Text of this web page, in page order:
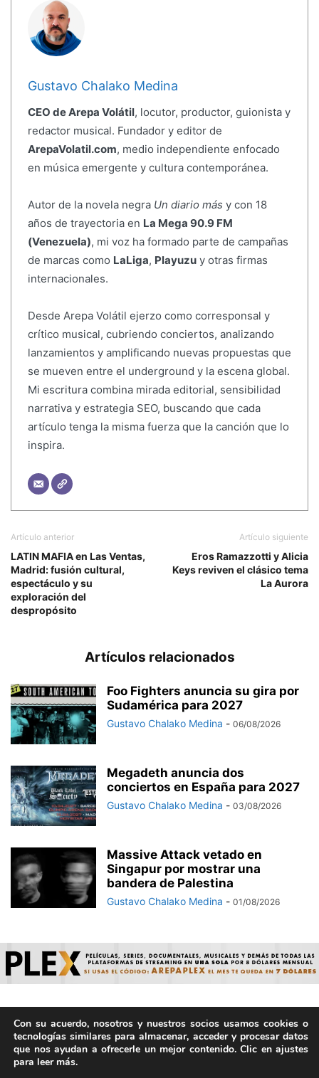
Gustavo Chalako Medina
CEO de Arepa Volátil, locutor, productor, guionista y
redactor musical. Fundador y editor de
ArepaVolatil.com, medio independiente enfocado
en música emergente y cultura contemporánea.
Autor de la novela negra Un diario más y con 18
años de trayectoria en La Mega 90.9 FM
(Venezuela), mi voz ha formado parte de campañas
de marcas como LaLiga, Playuzuy otras firmas
internacionales.
Desde Arepa Volátil ejerzo como corresponsal y
crítico musical, cubriendo conciertos, analizando
lanzamientos y amplificando nuevas propuestas que
se mueven entre el underground y la escena global.
Mi escritura combina mirada editorial, sensibilidad
narrativa y estrategia SEO, buscando que cada
artículo tenga la misma fuerza que la canción que lo
inspira.
Artículo anterior
LATIN MAFIA en Las Ventas,
Madrid: fusión cultural,
espectáculo y su
exploración del
despropósito
Artículo siguiente
Eros Ramazzotti y Alicia
Keys reviven el clásico tema
La Aurora
Artículos relacionados
Foo Fighters anuncia su gira por
Sudamérica para 2027
Gustavo Chalako Medina - 06/08/2026
Megadeth anuncia dos
conciertos en España para 2027
Gustavo Chalako Medina - 03/08/2026
Massive Attack vetado en
Singapur por mostrar una
bandera de Palestina
Gustavo Chalako Medina - 01/08/2026
© ArepaVolatil.Com 2021-2025 - Hecho por humanos, no por
IA. | Todos los derechos reservados.
Con su acuerdo, nosotros y nuestros socios usamos cookies o
tecnologías similares para almacenar, acceder y procesar datos
que nos ayudan a ofrecerle un mejor contenido. Clic en ajustes
para leer más.